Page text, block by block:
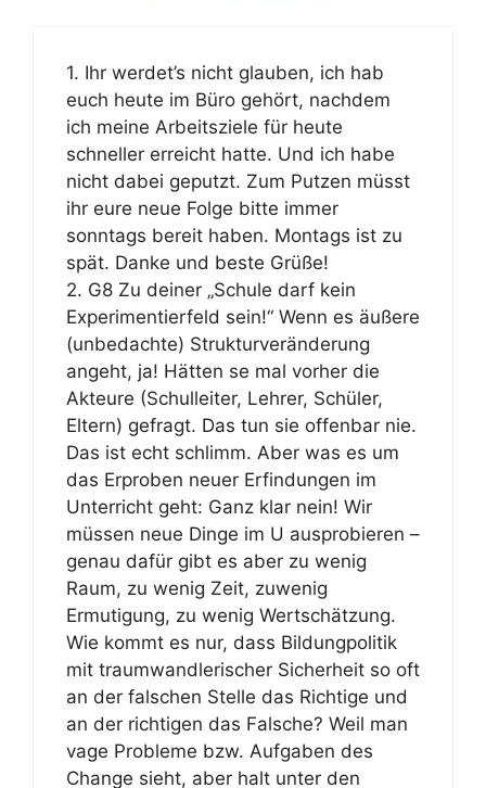
1. Ihr werdet’s nicht glauben, ich hab
euch heute im Büro gehört, nachdem
ich meine Arbeitsziele für heute
schneller erreicht hatte. Und ich habe
nicht dabei geputzt. Zum Putzen müsst
ihr eure neue Folge bitte immer
sonntags bereit haben. Montags ist zu
spät. Danke und beste Grüße!
2. G8 Zu deiner „Schule darf kein
Experimentierfeld sein!“ Wenn es äußere
(unbedachte) Strukturveränderung
angeht, ja! Hätten se mal vorher die
Akteure (Schulleiter, Lehrer, Schüler,
Eltern) gefragt. Das tun sie offenbar nie.
Das ist echt schlimm. Aber was es um
das Erproben neuer Erfindungen im
Unterricht geht: Ganz klar nein! Wir
müssen neue Dinge im U ausprobieren –
genau dafür gibt es aber zu wenig
Raum, zu wenig Zeit, zuwenig
Ermutigung, zu wenig Wertschätzung.
Wie kommt es nur, dass Bildungpolitik
mit traumwandlerischer Sicherheit so oft
an der falschen Stelle das Richtige und
an der richtigen das Falsche? Weil man
vage Probleme bzw. Aufgaben des
Change sieht, aber halt unter den